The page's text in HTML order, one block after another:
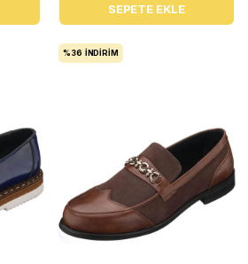
SEPETE EKLE
%36 İNDIRIM